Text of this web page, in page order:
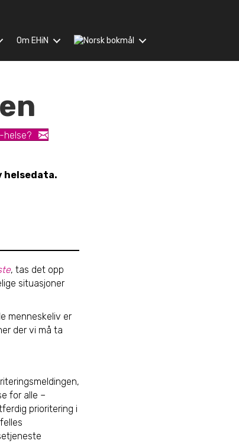
Om EHiN
helse?
helsedata.
, tas det opp
situasjoner
menneskeliv er
der vi må ta
for alle –
prioritering i